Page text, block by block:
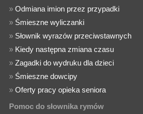
»Odmiana imion przez przypadki
» Śmieszne wyliczanki
» Słownik wyrazów przeciwstawnych
» Kiedy następna zmiana czasu
»Zagadki do wydruku dla dzieci
» Śmieszne dowcipy
»Oferty pracy opieka seniora
Pomoc do słownika rymów